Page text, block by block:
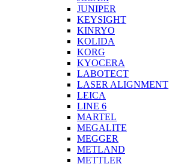
JUNIPER
KEYSIGHT
KINRYO
KOLIDA
KORG
KYOCERA
LABOTECT
LASER ALIGNMENT
LEICA
LINE 6
MARTEL
MEGALITE
MEGGER
METLAND
METTLER